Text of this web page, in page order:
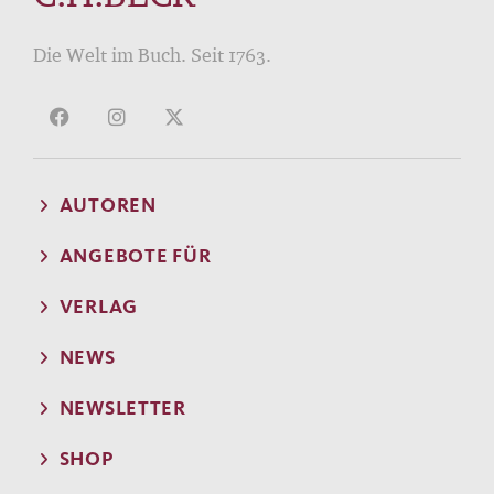
Die Welt im Buch. Seit 1763.
AUTOREN
ANGEBOTE FÜR
VERLAG
NEWS
NEWSLETTER
SHOP